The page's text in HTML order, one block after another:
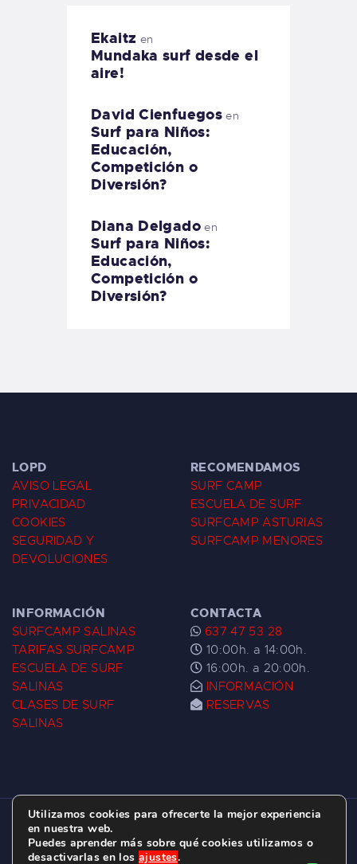
Ekaitz en
Mundaka surf desde el
aire!
David Cienfuegos en
Surf para Niños:
Educación,
Competición o
Diversión?
Diana Delgadoen
Surf para Niños:
Educación,
Competición o
Diversión?
LOPD
AVISO LEGAL
PRIVACIDAD
COOKIES
SEGURIDAD Y
DEVOLUCIONES
RECOMENDAMOS
SURF CAMP
ESCUELA DE SURF
SURFCAMP ASTURIAS
SURFCAMP MENORES
INFORMACIÓN
SURFCAMP SALINAS
TARIFAS SURFCAMP
ESCUELA DE SURF
SALINAS
CLASES DE SURF
SALINAS
CONTACTA
637 47 53 28
10:00h. a 14:00h.
16:00h. a 20:00h.
INFORMACIÓN
RESERVAS
ESCUELA DE SURF LAS DUNAS ©
C/ BERNARDO ÁLVAREZ GALAN 1, SALINAS
Utilizamos cookies para ofrecerte la mejor experiencia
en nuestra web.
Puedes aprender más sobre qué cookies utilizamos o
desactivarlas en los ajustes.